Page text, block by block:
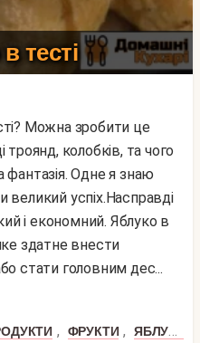
тесті
колобків, та чого
Одне я знаю
успіх.Насправді
і економний. Яблуко в
здатне внести
стати головним дес...
, ФРУКТИ ,
ЯБЛУКА